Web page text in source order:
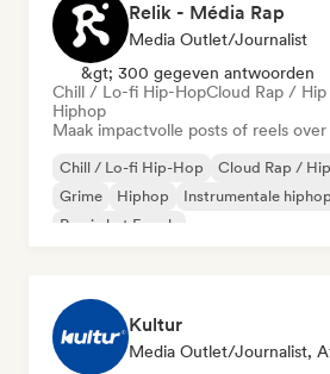
Relik - Média Rap
Media Outlet/Journalist
&gt; 300 gegeven antwoorden
Chill / Lo-fi Hip-HopCloud Rap / Hip
Hiphop
Maak impactvolle posts of reels
Chill / Lo-fi Hip-Hop Cloud Rap /
Grime
Hiphop Instrumentale hiphop
Rap in het Engels
Kultur